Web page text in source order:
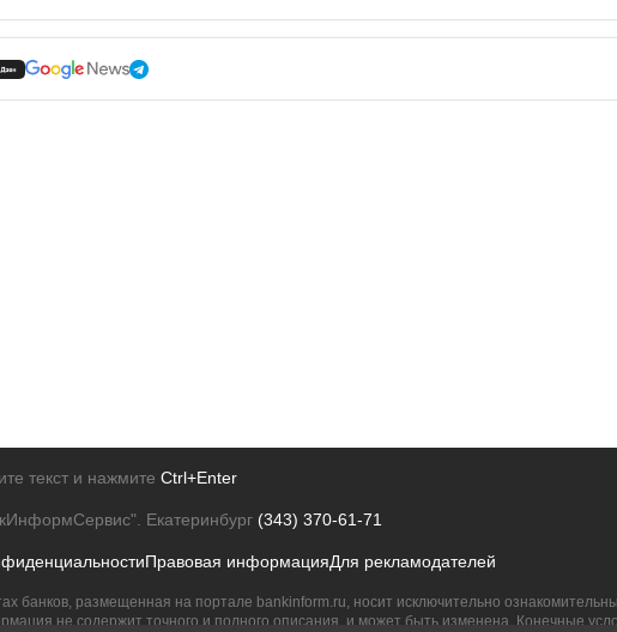
текст и нажмите Ctrl+Enter
Екатеринбург (343) 370-61-71
Правовая информацияДля рекламодателей
банков, размещенная на портале bankinform.ru, носит исключительно
не содержит точного и полного описания, и может быть изменена. Конечные